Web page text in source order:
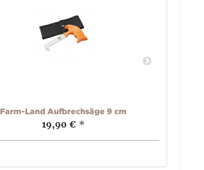
Farm-Land Aufbrechsäge 9 cm
19,90 € *